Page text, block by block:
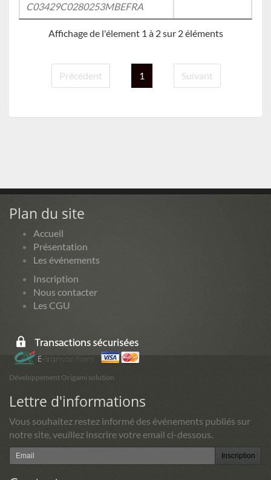
C03429C0280253MBEFRA
Affichage de l'élement 1 à 2 sur 2 éléments
Précédent 1 Suivant
Plan du site
Accueil
Présentation
Les événements
Inscription
Nous contacter
Les CGU
Développement Origami solution
Lettre d'informations
Vous souhaitez restez informé des événements publiés sur
notre site, veuillez inscrire votre email ci-dessous.
Inscription